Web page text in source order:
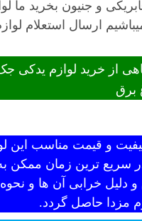
و جنیون بخرید ما
ارسال استعلام
از خرید لوازم یدکی
برق
و قیمت مناسب این
ترین زمان ممکن
دلیل خرابی آن ها و
مزدا حاصل گردد.